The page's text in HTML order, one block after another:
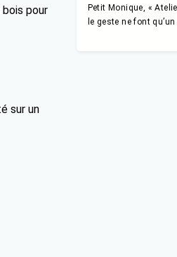
bois pour
sur un
Petit Monique, «
le geste ne font